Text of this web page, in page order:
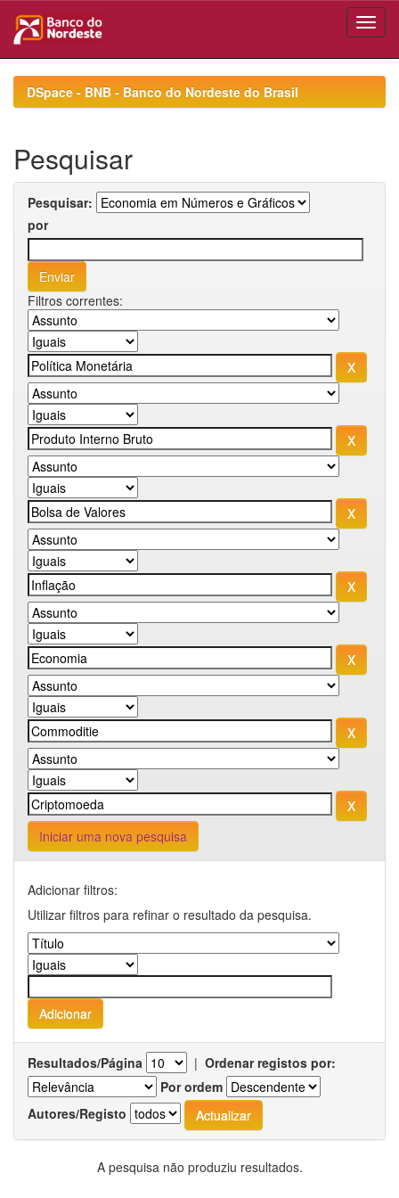
navigationDSpace - BNB - Banco do Nordeste do Brasil
Pesquisar
Pesquisar:
por
Filtros correntes:
Iniciar uma nova pesquisa
Adicionar filtros:
Utilizar filtros para refinar o resultado da pesquisa.
Resultados/Página | Ordenar registos por:
Por ordem
Autores/Registo
A pesquisa não produziu resultados.